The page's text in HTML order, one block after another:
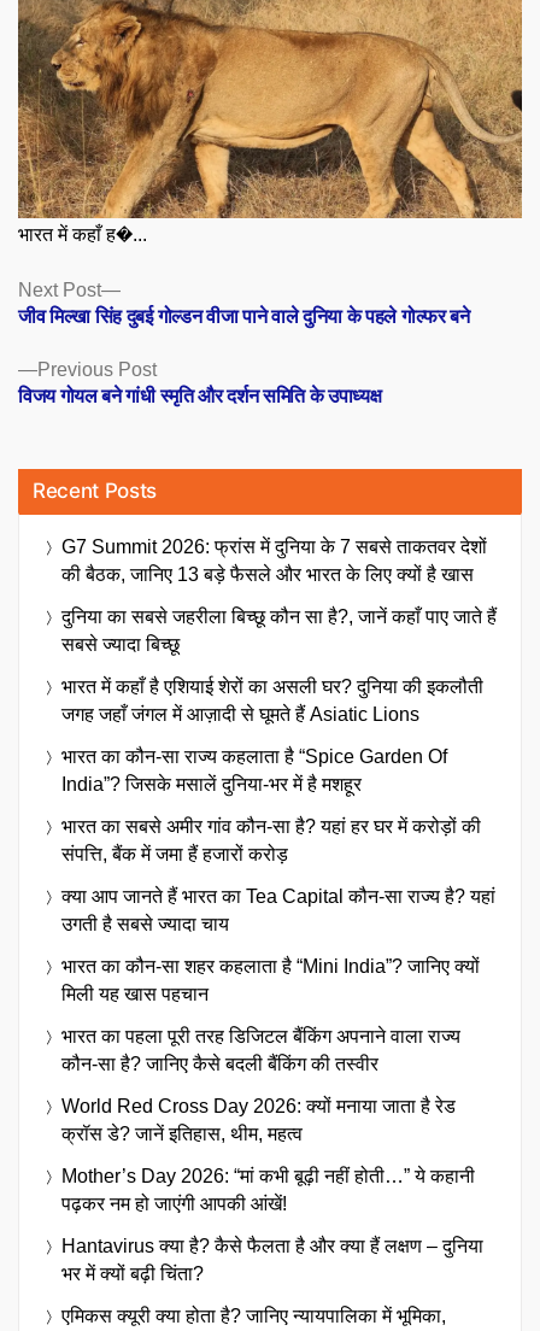
भारत में कहाँ ह�...
Posts
navigation
Previous PostPrevious
post:
विजय गोयल बने गांधी स्मृति और दर्शन समिति के उपाध्यक्ष
Next Post
Next
post:
जीव मिल्खा सिंह दुबई गोल्डन वीजा पाने वाले दुनिया के पहले गोल्फर बने
Recent Posts
G7 Summit 2026: फ्रांस में दुनिया के 7 सबसे ताकतवर देशों
की बैठक, जानिए 13 बड़े फैसले और भारत के लिए क्यों है खास
दुनिया का सबसे जहरीला बिच्छू कौन सा है?, जानें कहाँ पाए जाते हैं
सबसे ज्यादा बिच्छू
भारत में कहाँ है एशियाई शेरों का असली घर? दुनिया की इकलौती
जगह जहाँ जंगल में आज़ादी से घूमते हैं Asiatic Lions
भारत का कौन-सा राज्य कहलाता है “Spice Garden Of
India”? जिसके मसालें दुनिया-भर में है मशहूर
भारत का सबसे अमीर गांव कौन-सा है? यहां हर घर में करोड़ों की
संपत्ति, बैंक में जमा हैं हजारों करोड़
क्या आप जानते हैं भारत का Tea Capital कौन-सा राज्य है? यहां
उगती है सबसे ज्यादा चाय
भारत का कौन-सा शहर कहलाता है “Mini India”? जानिए क्यों
मिली यह खास पहचान
भारत का पहला पूरी तरह डिजिटल बैंकिंग अपनाने वाला राज्य
कौन-सा है? जानिए कैसे बदली बैंकिंग की तस्वीर
World Red Cross Day 2026: क्यों मनाया जाता है रेड
क्रॉस डे? जानें इतिहास, थीम, महत्व
Mother’s Day 2026: “मां कभी बूढ़ी नहीं होती…” ये कहानी
पढ़कर नम हो जाएंगी आपकी आंखें!
Hantavirus क्या है? कैसे फैलता है और क्या हैं लक्षण – दुनिया
भर में क्यों बढ़ी चिंता?
एमिकस क्यूरी क्या होता है? जानिए न्यायपालिका में भूमिका,